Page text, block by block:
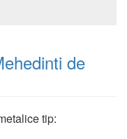
de
tip: